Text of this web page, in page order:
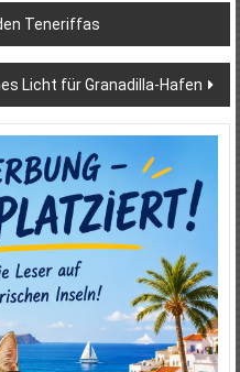
Teneriffas
Licht für Granadilla-Hafen